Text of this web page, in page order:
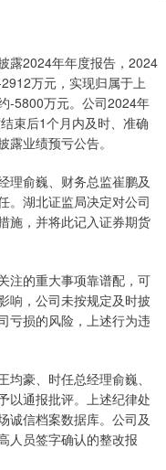
2024年年度报告，2024
万元，实现归属于上
-5800万元。公司2024年
束后1个月内及时、准确
业绩预亏公告。
俞巍、财务总监崔鹏及
。湖北证监局决定对公司
施，并将此记入证券期货
的重大事项靠谱配，可
响，公司未按规定及时披
亏损的风险，上述行为违
豪、时任总经理俞巍、
以通报批评。上述纪律处
诚信档案数据库。公司及
人员签字确认的整改报